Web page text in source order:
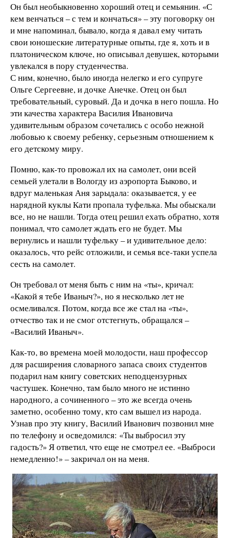
Он был необыкновенно хороший отец и семьянин. «С
кем венчаться – с тем и кончаться» – эту поговорку он
и мне напоминал, бывало, когда я давал ему читать
свои юношеские литературные опыты, где я, хоть и в
платоническом ключе, но описывал девушек, которыми
увлекался в пору студенчества.
С ним, конечно, было иногда нелегко и его супруге
Ольге Сергеевне, и дочке Анечке. Отец он был
требовательный, суровый. Да и дочка в него пошла. Но
эти качества характера Василия Ивановича
удивительным образом сочетались с особо нежной
любовью к своему ребенку, серьезным отношением к
его детскому миру.
Помню, как-то провожал их на самолет, они всей
семьей улетали в Вологду из аэропорта Быково, и
вдруг маленькая Аня зарыдала: оказывается, у ее
нарядной куклы Кати пропала туфелька. Мы обыскали
все, но не нашли. Тогда отец решил ехать обратно, хотя
понимал, что самолет ждать его не будет. Мы
вернулись и нашли туфельку – и удивительное дело:
оказалось, что рейс отложили, и семья все-таки успела
сесть на самолет.
Он требовал от меня быть с ним на «ты», кричал:
«Какой я тебе Иваныч?», но я несколько лет не
осмеливался. Потом, когда все же стал на «ты»,
отчество так и не смог отстегнуть, обращался –
«Василий Иваныч».
Как-то, во времена моей молодости, наш профессор
для расширения словарного запаса своих студентов
подарил нам книгу советских неподцензурных
частушек. Конечно, там было много не истинно
народного, а сочиненного – это же всегда очень
заметно, особенно тому, кто сам вышел из народа.
Узнав про эту книгу, Василий Иванович позвонил мне
по телефону и осведомился: «Ты выбросил эту
гадость?» Я ответил, что еще не смотрел ее. «Выброси
немедленно!» – закричал он на меня.